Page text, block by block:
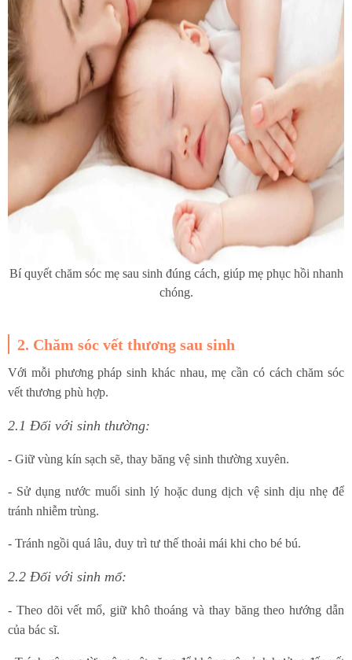
Bí quyết chăm sóc mẹ sau sinh đúng cách, giúp mẹ phục hồi nhanh
chóng.
2. Chăm sóc vết thương sau sinh
Với mỗi phương pháp sinh khác nhau, mẹ cần có cách chăm sóc
vết thương phù hợp.
2.1 Đối với sinh thường:
- Giữ vùng kín sạch sẽ, thay băng vệ sinh thường xuyên.
- Sử dụng nước muối sinh lý hoặc dung dịch vệ sinh dịu nhẹ để
tránh nhiễm trùng.
- Tránh ngồi quá lâu, duy trì tư thế thoải mái khi cho bé bú.
2.2 Đối với sinh mổ:
- Theo dõi vết mổ, giữ khô thoáng và thay băng theo hướng dẫn
của bác sĩ.